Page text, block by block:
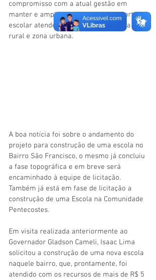
compromisso com a atual gestão em
manter e ampliar a oferta de transporte
escolar atendendo aos alunos da zona
rural e zona urbana.
A boa notícia foi sobre o andamento do
projeto para construção de uma escola no
Bairro São Francisco, o mesmo já concluiu
a fase topográfica e em breve será
encaminhado à equipe de licitação.
Também já está em fase de licitação a
construção de uma Escola na Comunidade
Pentecostes.
Em visita realizada anteriormente ao
Governador Gladson Cameli, Isaac Lima
solicitou a construção de uma nova escola
naquele bairro, que, prontamente, foi
atendido com os recursos de mais de R$ 5